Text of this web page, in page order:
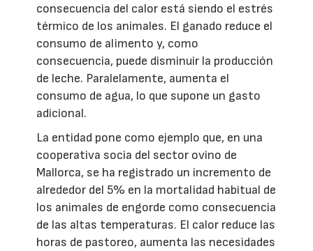
consecuencia del calor está siendo el estrés
térmico de los animales. El ganado reduce el
consumo de alimento y, como
consecuencia, puede disminuir la producción
de leche. Paralelamente, aumenta el
consumo de agua, lo que supone un gasto
adicional.
La entidad pone como ejemplo que, en una
cooperativa socia del sector ovino de
Mallorca, se ha registrado un incremento de
alrededor del 5% en la mortalidad habitual de
los animales de engorde como consecuencia
de las altas temperaturas. El calor reduce las
horas de pastoreo, aumenta las necesidades